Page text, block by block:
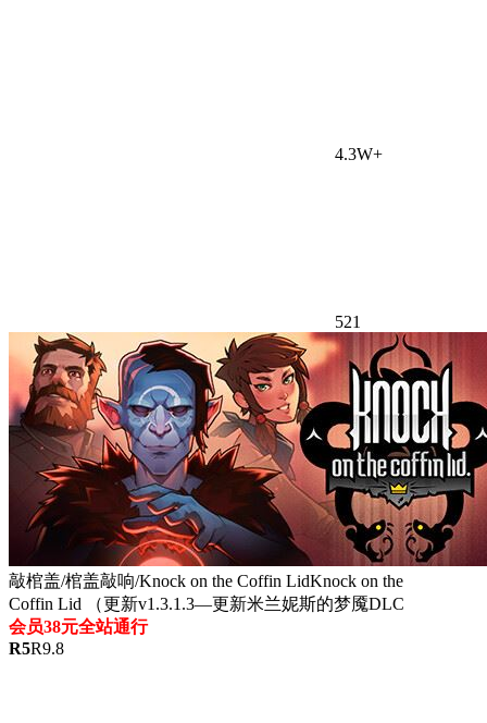
4.3W+
521
敲棺盖/棺盖敲响/Knock on the Coffin LidKnock on the
Coffin Lid （更新v1.3.1.3—更新米兰妮斯的梦魇DLC
会员38元全站通行
R5R9.8